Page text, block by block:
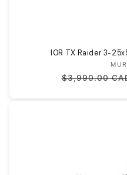
IOR TX Raider 3-
Prix
$3,990.00